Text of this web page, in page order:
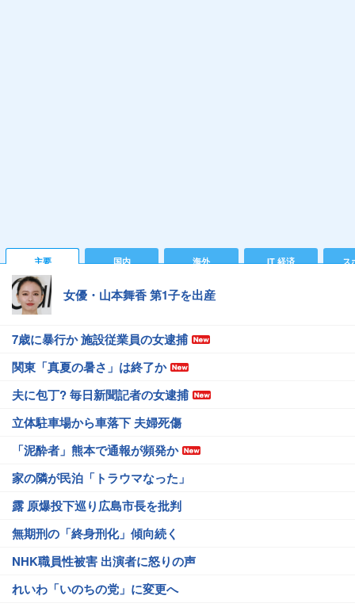
主要 国内 海外 IT 経済 ス
女優・山本舞香 第1子を出産
7歳に暴行か 施設従業員の女逮捕
関東「真夏の暑さ」は終了か
夫に包丁? 毎日新聞記者の女逮捕
立体駐車場から車落下 夫婦死傷
「泥酔者」熊本で通報が頻発か
家の隣が民泊「トラウマなった」
露 原爆投下巡り広島市長を批判
無期刑の「終身刑化」傾向続く
NHK職員性被害 出演者に怒りの声
れいわ「いのちの党」に変更へ